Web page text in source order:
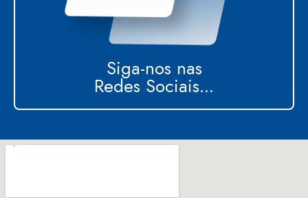
Siga-nos nas
Redes Sociais...